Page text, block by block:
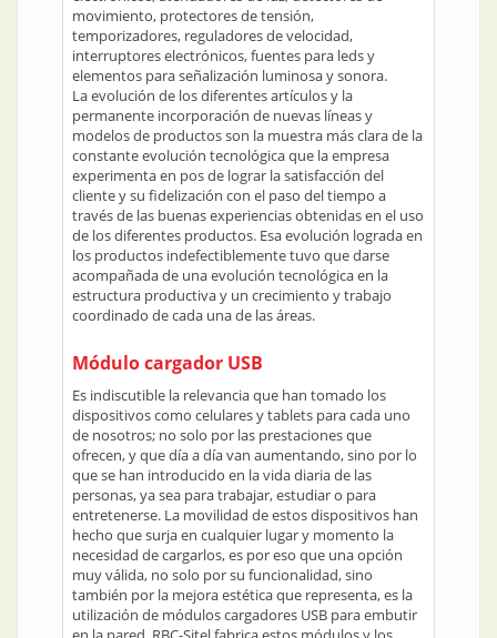
movimiento, protectores de tensión,
temporizadores, reguladores de velocidad,
interruptores electrónicos, fuentes para leds y
elementos para señalización luminosa y sonora.
La evolución de los diferentes artículos y la
permanente incorporación de nuevas líneas y
modelos de productos son la muestra más clara de la
constante evolución tecnológica que la empresa
experimenta en pos de lograr la satisfacción del
cliente y su fidelización con el paso del tiempo a
través de las buenas experiencias obtenidas en el uso
de los diferentes productos. Esa evolución lograda en
los productos indefectiblemente tuvo que darse
acompañada de una evolución tecnológica en la
estructura productiva y un crecimiento y trabajo
coordinado de cada una de las áreas.
Módulo cargador USB
Es indiscutible la relevancia que han tomado los
dispositivos como celulares y tablets para cada uno
de nosotros; no solo por las prestaciones que
ofrecen, y que día a día van aumentando, sino por lo
que se han introducido en la vida diaria de las
personas, ya sea para trabajar, estudiar o para
entretenerse. La movilidad de estos dispositivos han
hecho que surja en cualquier lugar y momento la
necesidad de cargarlos, es por eso que una opción
muy válida, no solo por su funcionalidad, sino
también por la mejora estética que representa, es la
utilización de módulos cargadores USB para embutir